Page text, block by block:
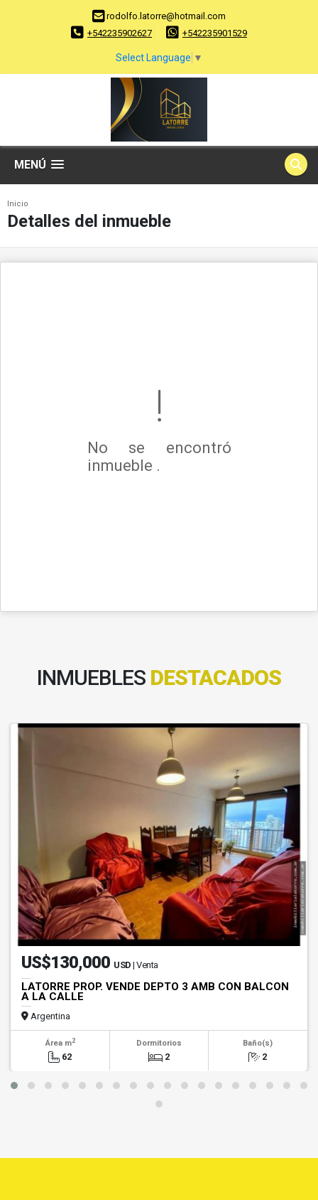
rodolfo.latorre@hotmail.com
+542235902627
+542235901529
Select Language ▼
MENÚ
Inicio
Detalles del inmueble
No se encontró
inmueble .
INMUEBLES DESTACADOS
US$130,000 USD | Venta
LATORRE PROP. VENDE DEPTO 3 AMB CON BALCON
A LA CALLE
Argentina
Área m2
62
Dormitorios
2
Baño(s)
2